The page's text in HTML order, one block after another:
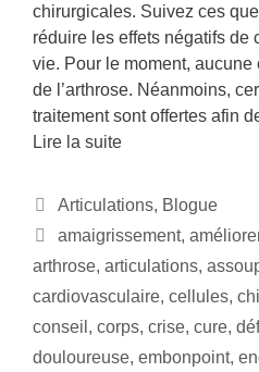
chirurgicales. Suivez ces
réduire les effets négatifs de
vie. Pour le moment, aucune
de l’arthrose. Néanmoins,
traitement sont offertes afin
Lire la suite
Articulations, Blogue
amaigrissement,
arthrose, articulations,
cardiovasculaire, cellules,
conseil , corps, crise, cure,
douloureuse, embonpoint,